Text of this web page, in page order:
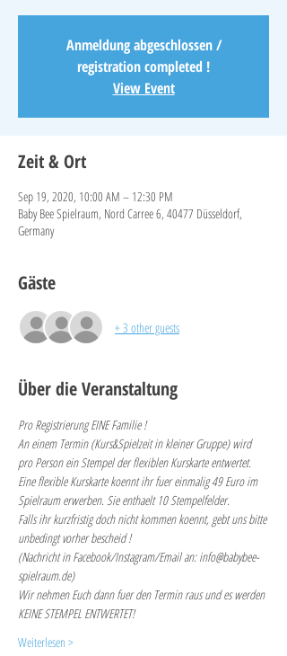
Anmeldung abgeschlossen /
registration completed !
View Event
Zeit & Ort
Sep 19, 2020, 10:00 AM – 12:30 PM
Baby Bee Spielraum, Nord Carree 6, 40477 Düsseldorf,
Germany
Gäste
+ 3 other guests
Über die Veranstaltung
Pro Registrierung EINE Familie !
An einem Termin (Kurs&Spielzeit in kleiner Gruppe) wird
pro Person ein Stempel der flexiblen Kurskarte entwertet.
Eine flexible Kurskarte koennt ihr fuer einmalig 49 Euro im
Spielraum erwerben. Sie enthaelt 10 Stempelfelder.
Falls ihr kurzfristig doch nicht kommen koennt, gebt uns bitte
unbedingt vorher bescheid !
(Nachricht in Facebook/Instagram/Email an: info@babybee-
spielraum.de)
Wir nehmen Euch dann fuer den Termin raus und es werden
KEINE STEMPEL ENTWERTET!
Weiterlesen >